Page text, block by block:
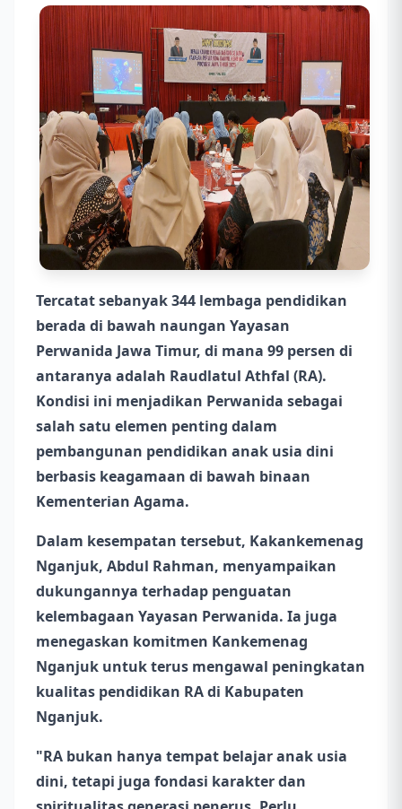
Tercatat sebanyak 344 lembaga pendidikan
berada di bawah naungan Yayasan
Perwanida Jawa Timur, di mana 99 persen di
antaranya adalah Raudlatul Athfal (RA).
Kondisi ini menjadikan Perwanida sebagai
salah satu elemen penting dalam
pembangunan pendidikan anak usia dini
berbasis keagamaan di bawah binaan
Kementerian Agama.
Dalam kesempatan tersebut, Kakankemenag
Nganjuk, Abdul Rahman, menyampaikan
dukungannya terhadap penguatan
kelembagaan Yayasan Perwanida. Ia juga
menegaskan komitmen Kankemenag
Nganjuk untuk terus mengawal peningkatan
kualitas pendidikan RA di Kabupaten
Nganjuk.
"RA bukan hanya tempat belajar anak usia
dini, tetapi juga fondasi karakter dan